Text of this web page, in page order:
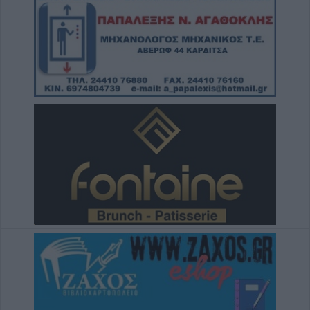
6 Αυγούστου 2026, 16:31
Νεκρός 75χρονος σε αγροτική περιοχή του
Δομενίκου – Πιθανό παθολογικό αίτιο
6 Αυγούστου 2026, 16:27
Απολογισμός ΕΛ.ΑΣ. Θεσσαλίας: 574
συλλήψεις και δεκάδες εξιχνιάσεις τον Ιούλιο
ΥΠΑΑΤ: 38,1 εκατ. ευρώ για την ενίσχυση
κτηνοτρόφων που επλήγησαν από
ζωονόσους
6 Αυγούστου 2026, 15:26
Προγραμματισμένες διακοπές
ηλεκτροδότησης την Παρασκευή (7/8) σε
Ιτέα, Άγιο Γεώργιο, Γεώργιο Καραϊσκάκη,
Κρανιά, Καππά, Φύλλο και Αμπελώνα
6 Αυγούστου 2026, 15:00
Εντοπίστηκε νέα μεγάλη φυτεία κάνναβης